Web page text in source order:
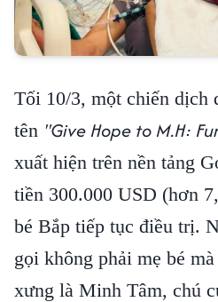
Tối 10/3, một chiến dịch
tên "Give Hope to M.H:
xuất hiện trên nền tảng
tiền 300.000 USD (hơn
bé Bắp tiếp tục điều trị.
gọi không phải mẹ bé
xưng là Minh Tâm, chú